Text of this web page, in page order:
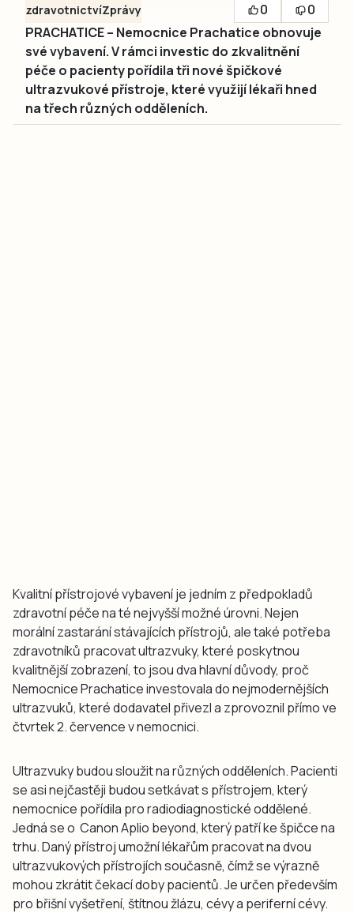
zdravotnictvíZprávy 0
0
PRACHATICE – Nemocnice Prachatice obnovuje
své vybavení. V rámci investic do zkvalitnění
péče o pacienty pořídila tři nové špičkové
ultrazvukové přístroje, které využijí lékaři hned
na třech různých odděleních.
Kvalitní přístrojové vybavení je jedním z předpokladů
zdravotní péče na té nejvyšší možné úrovni. Nejen
morální zastarání stávajících přístrojů, ale také potřeba
zdravotníků pracovat ultrazvuky, které poskytnou
kvalitnější zobrazení, to jsou dva hlavní důvody, proč
Nemocnice Prachatice investovala do nejmodernějších
ultrazvuků, které dodavatel přivezl a zprovoznil přímo ve
čtvrtek 2. července v nemocnici.
Ultrazvuky budou sloužit na různých odděleních. Pacienti
se asi nejčastěji budou setkávat s přístrojem, který
nemocnice pořídila pro radiodiagnostické oddělené.
Jedná se o Canon Aplio beyond, který patří ke špičce na
trhu. Daný přístroj umožní lékařům pracovat na dvou
ultrazvukových přístrojích současně, čímž se výrazně
mohou zkrátit čekací doby pacientů. Je určen především
pro břišní vyšetření, štítnou žlázu, cévy a periferní cévy.